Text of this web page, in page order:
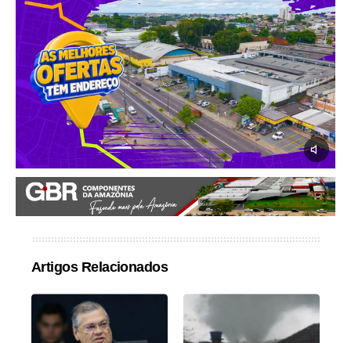
Artigos Relacionados